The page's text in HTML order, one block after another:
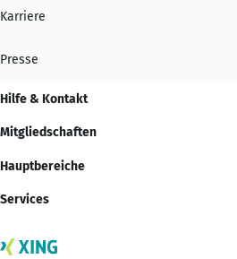
Karriere
Presse
Hilfe & Kontakt
Mitgliedschaften
Hauptbereiche
Services